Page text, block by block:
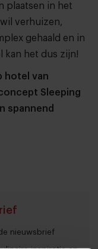
plaatsen in het
verhuizen,
gehaald en in
kan het dus zijn!
hotel van
Sleeping
spannend
nieuwsbrief